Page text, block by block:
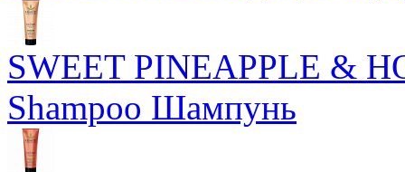
SWEET PINEAPPLE &
Shampoo Шампунь